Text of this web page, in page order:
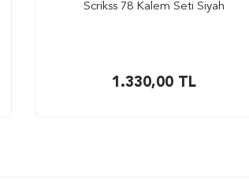
Scrikss 78 Kalem Seti Siyah
1.330,00TL